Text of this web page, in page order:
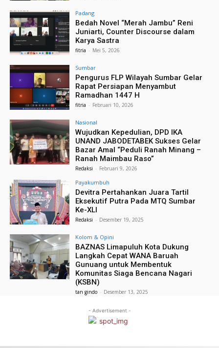
Padang
Bedah Novel “Merah Jambu” Reni
Juniarti, Counter Discourse dalam
Karya Sastra
fitria - Mei 5, 2026
Sumbar
Pengurus FLP Wilayah Sumbar Gelar
Rapat Persiapan Menyambut
Ramadhan 1447 H
fitria - Februari 10, 2026
Nasional
Wujudkan Kepedulian, DPD IKA
UNAND JABODETABEK Sukses Gelar
Bazar Amal “Peduli Ranah Minang –
Ranah Maimbau Raso”
Redaksi - Februari 9, 2026
Payakumbuh
Devitra Pertahankan Juara Tartil
Eksekutif Putra Pada MTQ Sumbar
Ke-XLI
Redaksi - Desember 19, 2025
Kolom & Opini
BAZNAS Limapuluh Kota Dukung
Langkah Cepat WANA Baruah
Gunuang untuk Membentuk
Komunitas Siaga Bencana Nagari
(KSBN)
tan gindo - Desember 13, 2025
- Advertisement -